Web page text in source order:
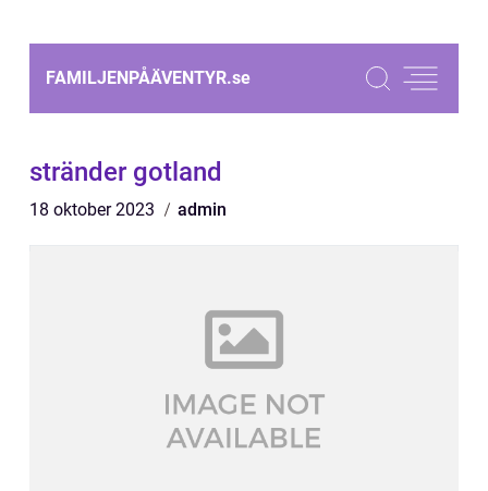
FAMILJENPÅÄVENTYR.se
stränder gotland
18 oktober 2023 admin